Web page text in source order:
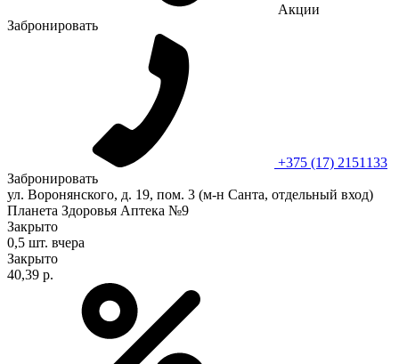
Акции
Забронировать
+375 (17) 2151133
Забронировать
ул. Воронянского, д. 19, пом. 3 (м-н Санта, отдельный вход)
Планета Здоровья Аптека №9
Закрыто
0,5 шт. вчера
Закрыто
40,39 р.